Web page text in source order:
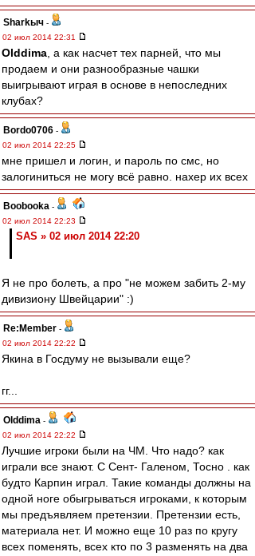
Sharkыч -
02 июл 2014 22:31
Olddima , а как насчет тех парней, что мы
продаем и они разнообразные чашки
выигрывают играя в основе в непоследних
клубах?
Bordo0706 -
02 июл 2014 22:25
мне пришел и логин, и пароль по смс, но
залогиниться не могу всё равно. нахер их всех
Boobooka -
02 июл 2014 22:23
SAS » 02 июл 2014 22:20
Я не про болеть, а про "не можем забить 2-му
дивизиону Швейцарии" :)
Re:Member -
02 июл 2014 22:22
Якина в Госдуму не вызывали еще?
гг...
Olddima -
02 июл 2014 22:22
Лучшие игроки были на ЧМ. Что надо? как
играли все знают. С Сент- Галеном, Тосно . как
будто Карпин играл. Такие команды должны на
одной ноге обыгрываться игроками, к которым
мы предъявляем претензии. Претензии есть,
материала нет. И можно еще 10 раз по кругу
всех поменять, всех кто по 3 разменять на два